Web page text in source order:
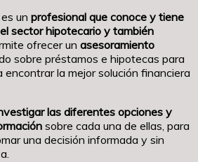
un profesional que conoce y tiene
sector hipotecario y también
ofrecer un asesoramiento
sobre préstamos e hipotecas para
encontrar la mejor solución financiera
las diferentes opciones y
sobre cada una de ellas, para
una decisión informada y sin